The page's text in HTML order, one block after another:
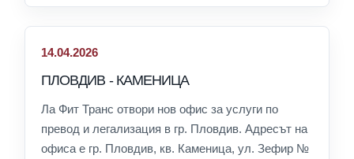
14.04.2026
ПЛОВДИВ - КАМЕНИЦА
Ла Фит Транс отвори нов офис за услуги по
превод и легализация в гр. Пловдив. Адресът на
офиса е гр. Пловдив, кв. Каменица, ул. Зефир №